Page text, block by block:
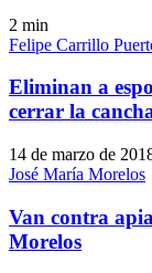
2 min
Felipe Carrillo
Eliminan a
cerrar la
14 de marzo de
José María Morelos
Van contra
Morelos